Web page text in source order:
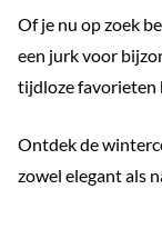
Of je nu op zoek
een jurk voor
tijdloze favorieten
Ontdek de
zowel elegant als